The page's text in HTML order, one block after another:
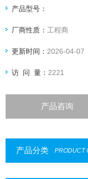
使用的成套产品。其
构，比较简单，但是非
产品型号：
厂商性质： 工程商
更新时间： 2026-04-07
访 问 量： 2221
产品咨询
产品分类 PRODUCT